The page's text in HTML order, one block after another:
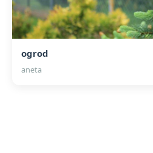
ogrod
aneta